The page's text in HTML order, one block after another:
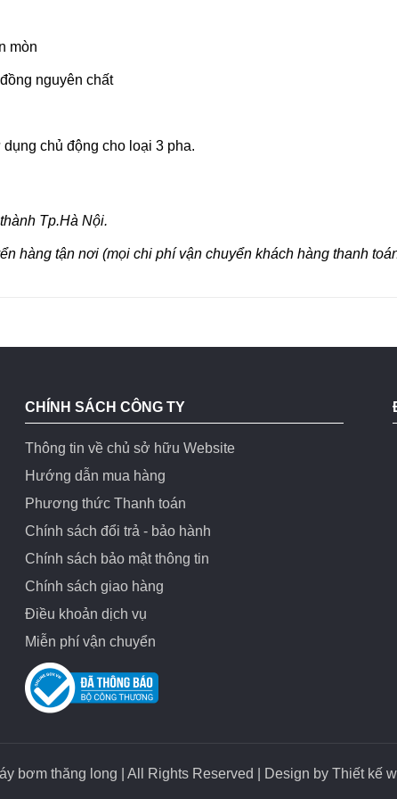
mòn
nguyên chất
chủ động cho loại 3 pha.
Tp.Hà Nội.
hàng tận nơi (mọi chi phí vận chuyển khách hàng thanh
CHÍNH SÁCH CÔNG TY
Thông tin về chủ sở hữu Website
Hướng dẫn mua hàng
Phương thức Thanh toán
Chính sách đổi trả - bảo hành
Chính sách bảo mật thông tin
Chính sách giao hàng
Điều khoản dịch vụ
Miễn phí vận chuyển
bơm thăng long | All Rights Reserved | Design by Thiết kế